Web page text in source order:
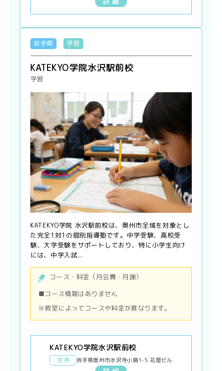
岩手県 学習
KATEKYO学院水沢駅前校
学習
KATEKYO学院 水沢駅前校は、奥州市全域を対象とし
た完全1対1の個別指導塾です。中学受験、高校受
験、大学受験をサポートしており、特に小学生向け
には、中学入試...
コース・料金（月会費・月謝）
■コース情報はありません
※教室によってコースや料金が異なります。
KATEKYO学院水沢駅前校
住 所 岩手県奥州市水沢寺小路1-5 花屋ビル